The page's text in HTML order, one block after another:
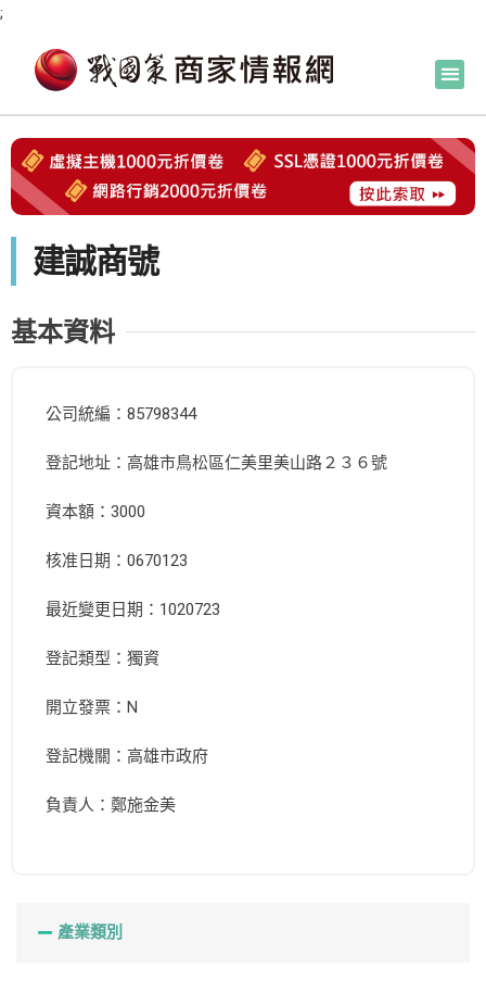
;
建誠商號
基本資料
公司統編：85798344
登記地址：高雄市鳥松區仁美里美山路２３６號
資本額：3000
核准日期：0670123
最近變更日期：1020723
登記類型：獨資
開立發票：N
登記機關：高雄市政府
負責人：鄭施金美
產業類別